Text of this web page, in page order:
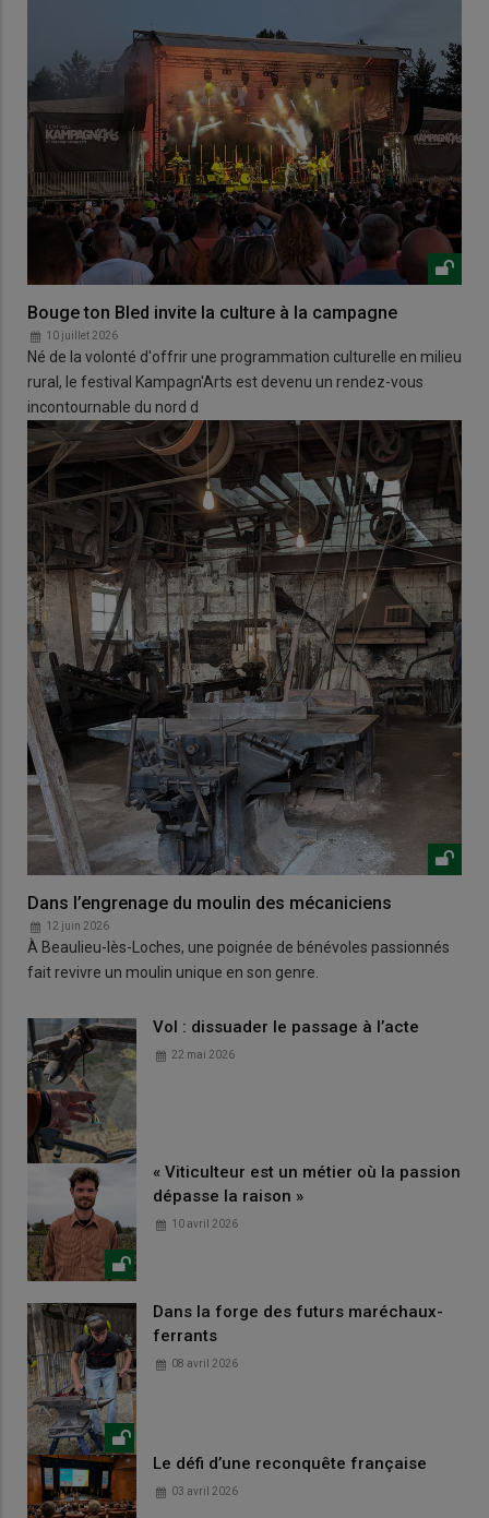
Bouge ton Bled invite la culture à la campagne
10 juillet 2026
Né de la volonté d'offrir une programmation culturelle en milieu
rural, le festival Kampagn'Arts est devenu un rendez-vous
incontournable du nord d
Dans l’engrenage du moulin des mécaniciens
12 juin 2026
À Beaulieu-lès-Loches, une poignée de bénévoles passionnés
fait revivre un moulin unique en son genre.
Vol : dissuader le passage à l’acte
22 mai 2026
« Viticulteur est un métier où la passion
dépasse la raison »
10 avril 2026
Dans la forge des futurs maréchaux-
ferrants
08 avril 2026
Le défi d’une reconquête française
03 avril 2026